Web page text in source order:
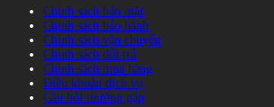
Chính sách bảo mật
Chính sách bảo hành
Chính sách vận chuyển
Chính sách đổi trả
Chính sách mua hàng
Điều khoản dịch vụ
Câu hỏi thường gặp